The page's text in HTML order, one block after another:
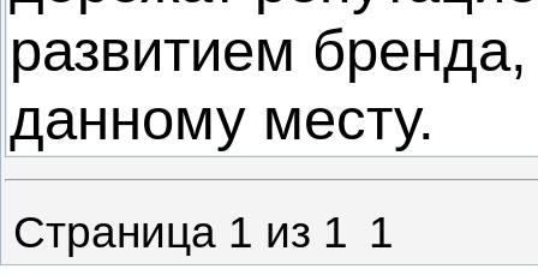
развитием
данному месту.
Страница 1 из 1 1